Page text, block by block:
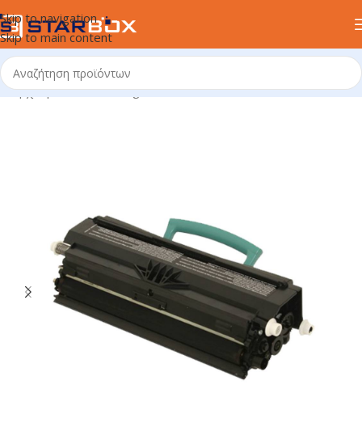
Skip to navigation
Skip to main content
Αρχική σελίδα/uncategorized